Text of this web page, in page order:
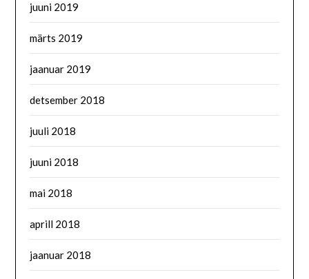
juuni 2019
märts 2019
jaanuar 2019
detsember 2018
juuli 2018
juuni 2018
mai 2018
aprill 2018
jaanuar 2018